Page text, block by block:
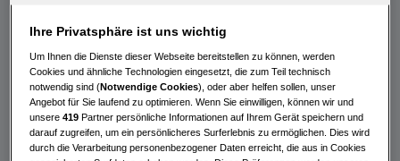
Ihre Privatsphäre ist uns wichtig
Um Ihnen die Dienste dieser Webseite bereitstellen zu können, werden
Cookies und ähnliche Technologien eingesetzt, die zum Teil technisch
notwendig sind (Notwendige Cookies), oder aber helfen sollen, unser
Angebot für Sie laufend zu optimieren. Wenn Sie einwilligen, können wir und
unsere419 Partner persönliche Informationen auf Ihrem Gerät speichern und
darauf zugreifen, um ein persönlicheres Surferlebnis zu ermöglichen. Dies wird
durch die Verarbeitung personenbezogener Daten erreicht, die aus in Cookies